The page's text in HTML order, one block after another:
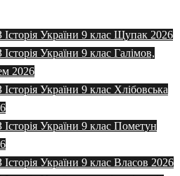
Історія України 9 клас Щупак 2026
України 9 клас Галімов,
2026
України 9 клас Хлібовська
Історія України 9 клас Пометун
Історія України 9 клас Власов 2026